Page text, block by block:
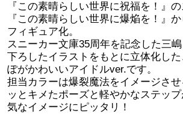
『この素晴らしい世界に祝福を！』
『この素晴らしい世界に爆焔を！』
フィギュア化。
スニーカー文庫35周年を記念した三
下ろしたイラストをもとに立体化し
ぽがかわいいアイドルver.です。
担当カラーは爆裂魔法をイメージさ
ッとキメたポーズと軽やかなステッ
気なイメージにピッタリ！